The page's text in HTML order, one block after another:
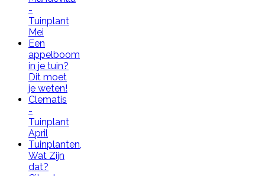
-
Tuinplant
Mei
Een
appelboom
in je tuin?
Dit moet
je weten!
Clematis
-
Tuinplant
April
Tuinplanten,
Wat Zijn
dat?